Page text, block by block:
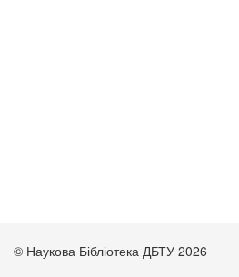
© Наукова Бібліотека ДБТУ 2026